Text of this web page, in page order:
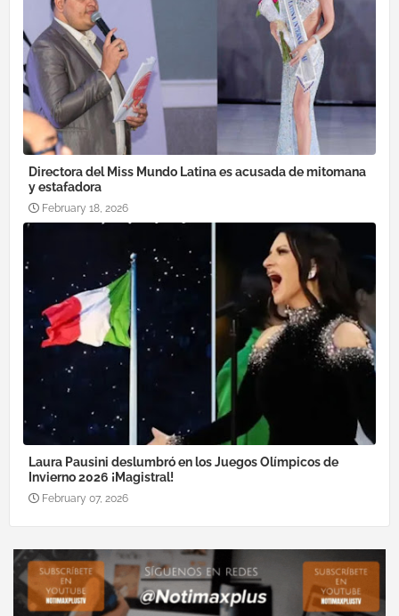
Directora del Miss Mundo Latina es acusada de mitomana
y estafadora
February 18, 2026
Laura Pausini deslumbró en los Juegos Olímpicos de
Invierno 2026 ¡Magistral!
February 07, 2026